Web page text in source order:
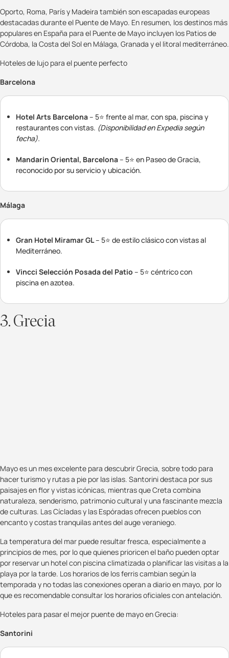
Oporto, Roma, París y Madeira también son escapadas europeas
destacadas durante el Puente de Mayo. En resumen, los destinos más
populares en España para el Puente de Mayo incluyen los Patios de
Córdoba, la Costa del Sol en Málaga, Granada y el litoral mediterráneo.
Hoteles de lujo para el puente perfecto
Barcelona
Hotel Arts Barcelona– 5⭐ frente al mar, con spa, piscina y
restaurantes con vistas. (Disponibilidad en Expedia según
fecha).
Mandarin Oriental, Barcelona– 5⭐ en Paseo de Gracia,
reconocido por su servicio y ubicación.
Málaga
Gran Hotel Miramar GL– 5⭐ de estilo clásico con vistas al
Mediterráneo.
Vincci Selección Posada del Patio – 5⭐ céntrico con
piscina en azotea.
3. Grecia
Mayo es un mes excelente para descubrir Grecia, sobre todo para
hacer turismo y rutas a pie por las islas. Santorini destaca por sus
paisajes en flor y vistas icónicas, mientras que Creta combina
naturaleza, senderismo, patrimonio cultural y una fascinante mezcla
de culturas. Las Cícladas y las Espóradas ofrecen pueblos con
encanto y costas tranquilas antes del auge veraniego.
La temperatura del mar puede resultar fresca, especialmente a
principios de mes, por lo que quienes prioricen el baño pueden optar
por reservar un hotel con piscina climatizada o planificar las visitas a la
playa por la tarde. Los horarios de los ferris cambian según la
temporada y no todas las conexiones operan a diario en mayo, por lo
que es recomendable consultar los horarios oficiales con antelación.
Hoteles para pasar el mejor puente de mayo en Grecia:
Santorini